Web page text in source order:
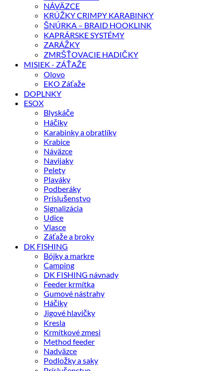
NÁVÄZCE
KRÚŽKY CRIMPY KARABINKY
ŠNÚRKA – BRAID HOOKLINK
KAPRÁRSKE SYSTÉMY
ZARÁŽKY
ZMRŠŤOVACIE HADIČKY
MISIEK - ZÁŤAŽE
Olovo
EKO Záťaže
DOPLNKY
ESOX
Blyskáče
Háčiky
Karabinky a obratlíky
Krabice
Náväzce
Navijaky
Pelety
Plaváky
Podberáky
Príslušenstvo
Signalizácia
Udice
Vlasce
Záťaže a broky
DK FISHING
Bójky a markre
Camping
DK FISHING návnady
Feeder krmítka
Gumové nástrahy
Háčiky
Jigové hlavičky
Kresla
Krmítkové zmesi
Method feeder
Nadväzce
Podložky a saky